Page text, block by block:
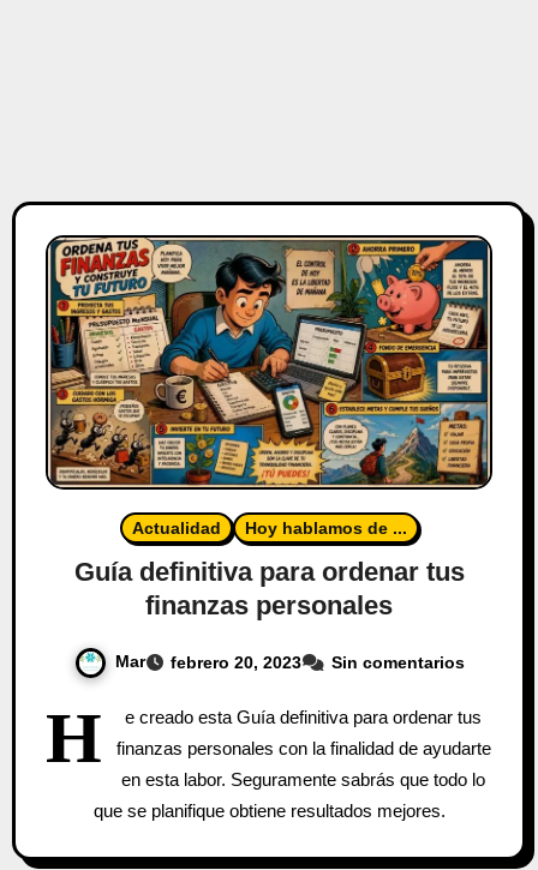
Actualidad Hoy hablamos de ...
Guía definitiva para ordenar tus
finanzas personales
Mar febrero 20, 2023 Sin comentarios
H
e creado esta Guía definitiva para ordenar tus
finanzas personales con la finalidad de ayudarte
en esta labor. Seguramente sabrás que todo lo
que se planifique obtiene resultados mejores.